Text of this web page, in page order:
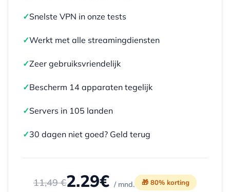
✓Snelste VPN in onze tests
✓Werkt met alle streamingdiensten
✓Zeer gebruiksvriendelijk
✓Bescherm 14 apparaten tegelijk
✓Servers in 105 landen
✓30 dagen niet goed? Geld terug
11,49 €2.29€ / mnd. 🎁 80% korting